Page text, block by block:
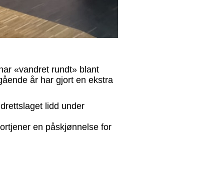
«vandret rundt» blant
år har gjort en ekstra
lidd under
en påskjønnelse for